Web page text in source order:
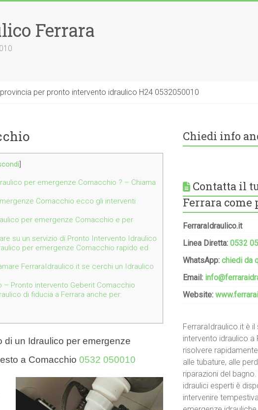
Ferrara
per pronto intervento idraulico H24 0532050010
per emergenze Comacchio ? – Chiama
Comacchio ecco gli interventi
per emergenze Comacchio e per
su un servizio di Pronto Intervento Idraulico
per emergenze Comacchio rapido ed
FerraraIdraulico.it se cerchi un Idraulico
Pronto intervento Geberit Comacchio
di fiducia a Ferrara anche per:
un Idraulico per emergenze
a Comacchio 0532 050010
Chiedi info
Contatta il
Ferrara come
FerraraIdraulico.it
Linea Diretta:0532
WhatsApp:chiedi da
Email:
Website:
FerraraIdraulico.it è
intervento idraulico a
risolvere
alle tubature, alle
riparazioni del
idraulici esperti è
intervenire